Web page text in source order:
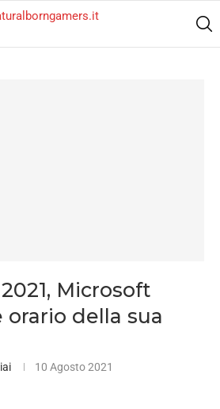
Microsoft
orario della sua
10 Agosto 2021